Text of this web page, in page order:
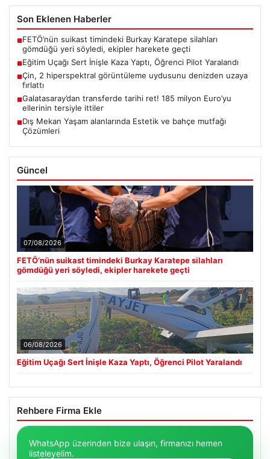
Son Eklenen Haberler
■FETÖ’nün suikast timindeki Burkay Karatepe silahları
gömdüğü yeri söyledi, ekipler harekete geçti
■Eğitim Uçağı Sert İnişle Kaza Yaptı, Öğrenci Pilot Yaralandı
■Çin, 2 hiperspektral görüntüleme uydusunu denizden uzaya
fırlattı
■Galatasaray’dan transferde tarihi ret! 185 milyon Euro’yu
ellerinin tersiyle ittiler
■Dış Mekan Yaşam alanlarında Estetik ve bahçe mutfağı
Çözümleri
Güncel
07/08/2026
FETÖ’nün suikast timindeki Burkay Karatepe silahları
gömdüğü yeri söyledi, ekipler harekete geçti
06/08/2026
Eğitim Uçağı Sert İnişle Kaza Yaptı, Öğrenci Pilot Yaralandı
Rehbere Firma Ekle
WhatsApp üzerinden bize ulaşın, firmanızı hemen
listeleyelim.